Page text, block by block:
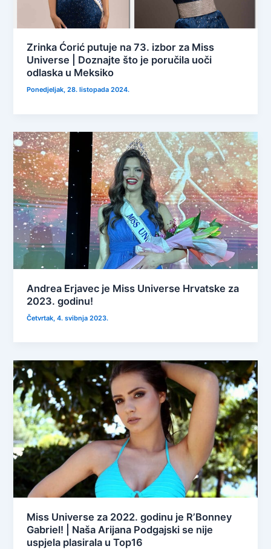
Zrinka Ćorić putuje na 73. izbor za Miss
Universe | Doznajte što je poručila uoči
odlaska u Meksiko
Ponedjeljak, 28. listopada 2024.
Andrea Erjavec je Miss Universe Hrvatske za
2023. godinu!
Četvrtak, 4. svibnja 2023.
Miss Universe za 2022. godinu je R’Bonney
Gabriel! | Naša Arijana Podgajski se nije
uspjela plasirala u Top16